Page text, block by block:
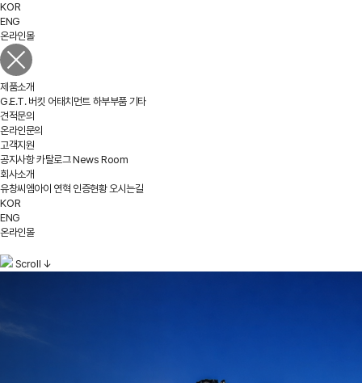
KOR
ENG
온라인몰
제품소개
G.E.T. 버킷 어태치먼트 하부부품 기타
견적문의
온라인문의
고객지원
공지사항카탈로그News Room
회사소개
유창씨엠아이 연혁 인증현황오시는길
KOR
ENG
온라인몰
Scroll ↓